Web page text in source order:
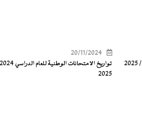
20/11/2024
2025